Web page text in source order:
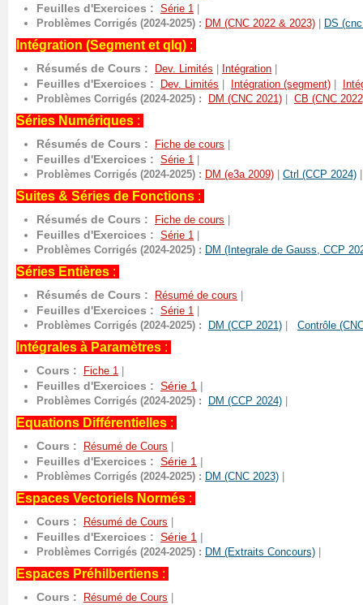
Feuilles d'Exercices : Série 1
Problèmes Corrigés (2024-2025) : DM (CNC 2022 & 2023) DS
Intégration (Segment et qlq) :
Résumés de Cours : Dev. Limités Intégration
Feuilles d'Exercices : Dev. Limités Intégration (segment)
Problèmes Corrigés (2024-2025) :
DM (CNC 2021) CB (CNC
Séries Numériques :
Résumés de Cours : Fiche de cours
Feuilles d'Exercices : Série 1
Problèmes Corrigés (2024-2025) : DM (e3a 2009) Ctrl (CCP 2024)
Suites & Séries de Fonctions :
Résumés de Cours : Fiche de cours
Feuilles d'Exercices : Série 1
Problèmes Corrigés (2024-2025) : DM (Integrale de Gauss, CCP
Séries Entières :
Résumés de Cours : Résumé de cours
Feuilles d'Exercices : Série 1
Problèmes Corrigés (2024-2025) :
DM (CCP 2021) Contrôle
Intégrales à Paramètres :
Cours : Fiche 1
Feuilles d'Exercices : Série 1 |
Problèmes Corrigés (2024-2025) : DM (CCP 2024)
Equations Différentielles :
Cours : Résumé de Cours
Feuilles d'Exercices : Série 1 |
Problèmes Corrigés (2024-2025) : DM (CNC 2023)
Espaces Vectoriels Normés :
Cours : Résumé de Cours
Feuilles d'Exercices : Série 1 |
Problèmes Corrigés (2024-2025) : DM (Extraits Concours)
Espaces Préhilbertiens :
Cours : Résumé de Cours